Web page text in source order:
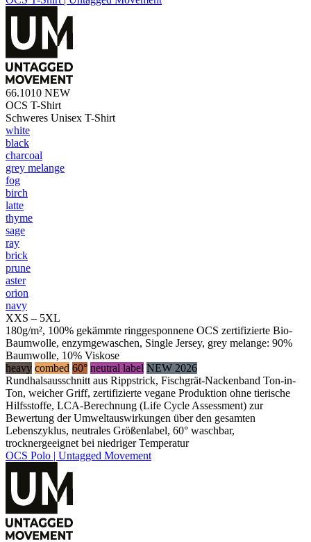
66.1010 NEW
OCS T-Shirt
Schweres Unisex T-Shirt
white
black
charcoal
grey melange
fog
birch
latte
thyme
sage
ray
brick
prune
aster
orion
navy
XXS – 5XL
180g/m², 100% gekämmte ringgesponnene OCS zertifizierte Bio-
Baumwolle, enzymgewaschen, Single Jersey, grey melange: 90%
Baumwolle, 10% Viskose
heavy combed 60° neutral label NEW 2026
Rundhalsausschnitt aus Rippstrick, Fischgrät-Nackenband Ton-in-
Ton, weicher Griff, zertifizierte vegane Produktion ohne tierische
Hilfsstoffe, LCA-Berechnung (Life Cycle Assessment) zur
Bewertung der Umweltauswirkungen über den gesamten
Lebenszyklus, neutrales Größenlabel, 60° waschbar,
trocknergeeignet bei niedriger Temperatur
OCS Polo | Untagged Movement